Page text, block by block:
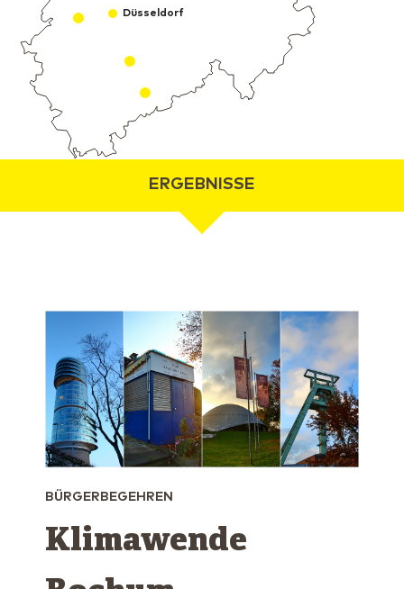
Düsseldorf
ERGEBNISSE
BÜRGERBEGEHREN
Klimawende